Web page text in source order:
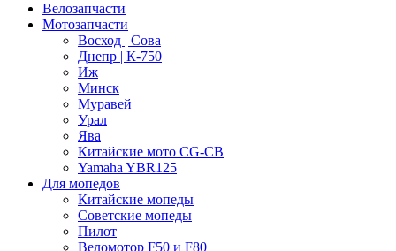
Велозапчасти
Мотозапчасти
Восход | Сова
Днепр | К-750
Иж
Минск
Муравей
Урал
Ява
Китайские мото CG-CB
Yamaha YBR125
Для мопедов
Китайские мопеды
Советские мопеды
Пилот
Веломотор F50 и F80